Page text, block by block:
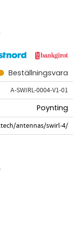
Beställningsvara
A-SWIRL-0004-V1-01
Poynting
antennas/swirl-4/